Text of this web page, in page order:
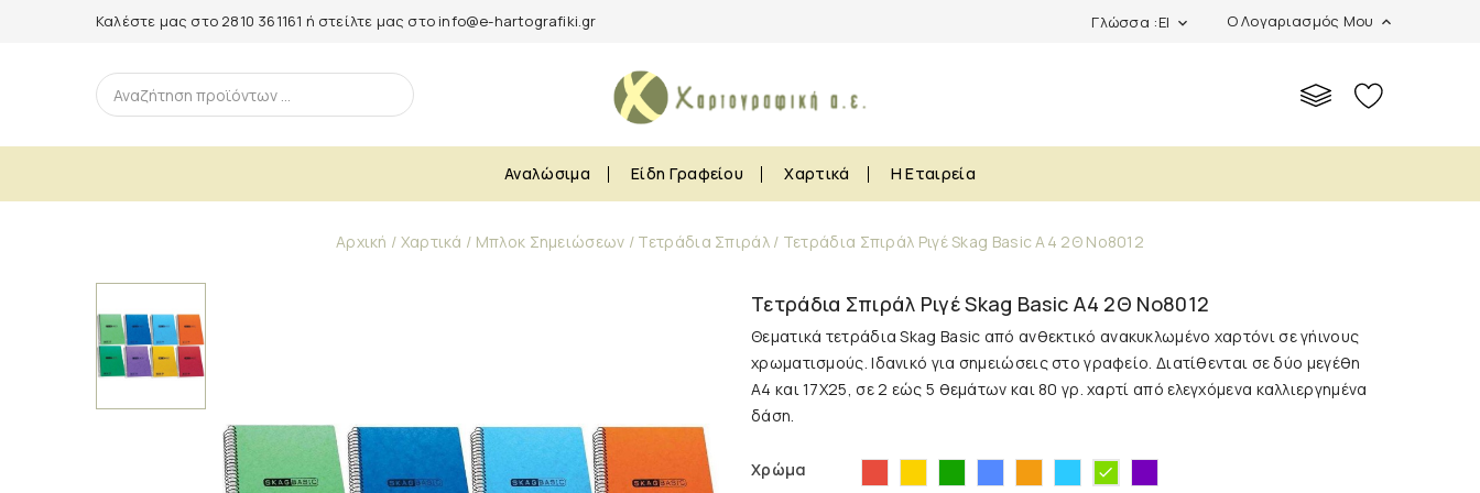
Καλέστε μας στο 2810 361161 ή στείλτε μας στο info@e-hartografiki.gr Ο Λογαριασμός Μου expand_more
Γλώσσα :el expand_more
Αναλώσιμα Είδη Γραφείου Χαρτικά Η Εταιρεία
Αρχική Χαρτικά Μπλοκ Σημειώσεων Τετράδια Σπιράλ Τετράδια Σπιράλ Ριγέ Skag Basic A4 2Θ Νο8012
Τετράδια Σπιράλ Ριγέ Skag Basic A4 2Θ Νο8012
Θεματικά τετράδια Skag Basic από ανθεκτικό ανακυκλωμένο χαρτόνι σε γήινους
χρωματισμούς. Ιδανικό για σημειώσεις στο γραφείο. Διατίθενται σε δύο μεγέθη
Α4 και 17Χ25, σε 2 εώς 5 θεμάτων και 80 γρ. χαρτί από ελεγχόμενα καλλιεργημένα
δάση.
Χρώμα ΚόκκινοΚίτρινοΠράσινο
ΜπλεΠορτοκαλί
Γαλάζιο
ΛαχανίΜωβ